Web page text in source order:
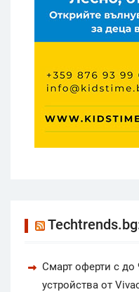
Смарт оферти с до
устройства от